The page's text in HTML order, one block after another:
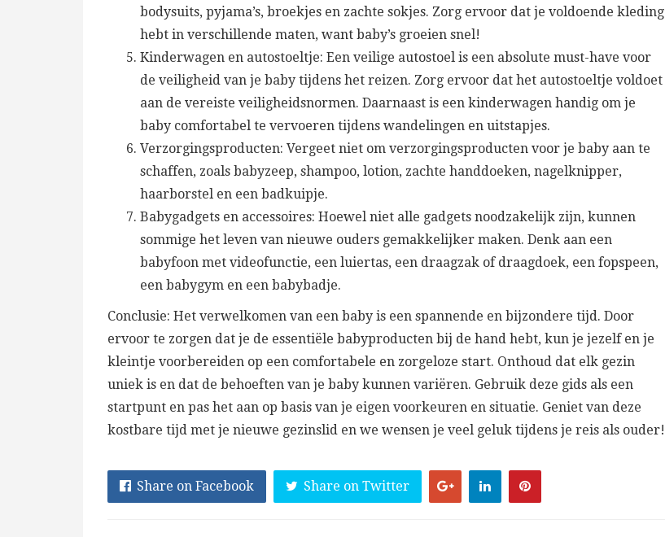
bodysuits, pyjama’s, broekjes en zachte sokjes. Zorg ervoor dat je voldoende kleding
hebt in verschillende maten, want baby’s groeien snel!
Kinderwagen en autostoeltje: Een veilige autostoel is een absolute must-have voor
de veiligheid van je baby tijdens het reizen. Zorg ervoor dat het autostoeltje voldoet
aan de vereiste veiligheidsnormen. Daarnaast is een kinderwagen handig om je
baby comfortabel te vervoeren tijdens wandelingen en uitstapjes.
Verzorgingsproducten: Vergeet niet om verzorgingsproducten voor je baby aan te
schaffen, zoals babyzeep, shampoo, lotion, zachte handdoeken, nagelknipper,
haarborstel en een badkuipje.
Babygadgets en accessoires: Hoewel niet alle gadgets noodzakelijk zijn, kunnen
sommige het leven van nieuwe ouders gemakkelijker maken. Denk aan een
babyfoon met videofunctie, een luiertas, een draagzak of draagdoek, een fopspeen,
een babygym en een babybadje.
Conclusie: Het verwelkomen van een baby is een spannende en bijzondere tijd. Door
ervoor te zorgen dat je de essentiële babyproducten bij de hand hebt, kun je jezelf en je
kleintje voorbereiden op een comfortabele en zorgeloze start. Onthoud dat elk gezin
uniek is en dat de behoeften van je baby kunnen variëren. Gebruik deze gids als een
startpunt en pas het aan op basis van je eigen voorkeuren en situatie. Geniet van deze
kostbare tijd met je nieuwe gezinslid en we wensen je veel geluk tijdens je reis als ouder!
Share on Facebook Share on Twitter